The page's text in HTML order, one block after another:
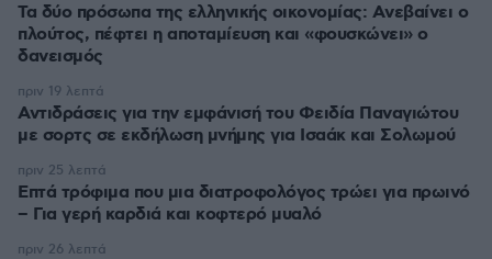
Τα δύο πρόσωπα της ελληνικής οικονομίας: Aνεβαίνει ο
πλούτος, πέφτει η αποταμίευση και «φουσκώνει» ο
δανεισμός
Αντιδράσεις για την εμφάνισή του Φειδία Παναγιώτου
με σορτς σε εκδήλωση μνήμης για Ισαάκ και Σολωμού
πριν 19 λεπτά
Επτά τρόφιμα που μια διατροφολόγος τρώει για πρωινό
– Για γερή καρδιά και κοφτερό μυαλό
πριν 25 λεπτά
πριν 26 λεπτά